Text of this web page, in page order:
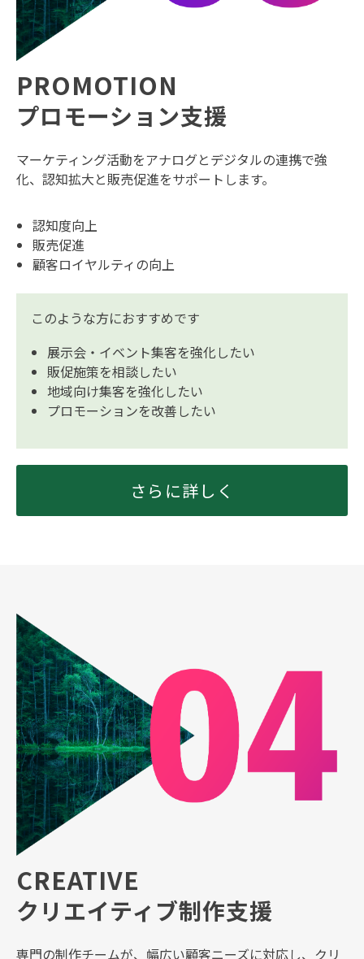
PROMOTION
プロモーション支援
マーケティング活動をアナログとデジタルの連携で強
化、認知拡大と販売促進をサポートします。
認知度向上
販売促進
顧客ロイヤルティの向上
このような方におすすめです
展示会・イベント集客を強化したい
販促施策を相談したい
地域向け集客を強化したい
プロモーションを改善したい
さらに詳しく
CREATIVE
クリエイティブ制作支援
専門の制作チームが、幅広い顧客ニーズに対応し、クリ